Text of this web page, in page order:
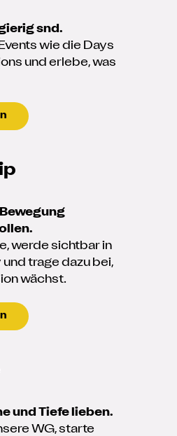
snd.
wie die Days
und erlebe, was
Bewegung
werde sichtbar in
trage dazu bei,
wächst.
und Tiefe lieben.
WG, starte